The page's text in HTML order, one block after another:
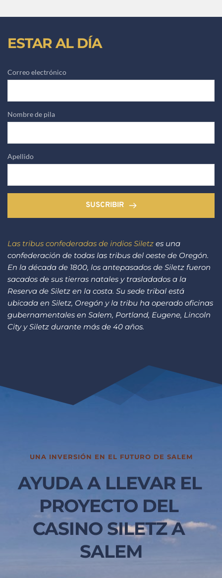
ESTAR AL DÍA
Correo electrónico
Nombre de pila
Apellido
SUSCRIBIR
Las tribus confederadas de indios Siletz es una
confederación de todas las tribus del oeste de Oregón.
En la década de 1800, los antepasados de Siletz fueron
sacados de sus tierras natales y trasladados a la
Reserva de Siletz en la costa. Su sede tribal está
ubicada en Siletz, Oregón y la tribu ha operado oficinas
gubernamentales en Salem, Portland, Eugene, Lincoln
City y Siletz durante más de 40 años.
UNA INVERSIÓN EN EL FUTURO DE SALEM
AYUDA A LLEVAR EL
PROYECTO DEL
CASINO SILETZ A
SALEM